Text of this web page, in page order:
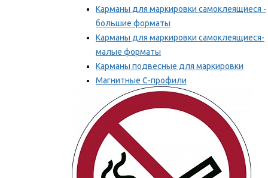
Карманы для маркировки самоклеящиеся -
большие форматы
Карманы для маркировки самоклеящиеся-
малые форматы
Карманы подвесные для маркировки
Магнитные С-профили
Напольная маркировка
Мы рекомендуем